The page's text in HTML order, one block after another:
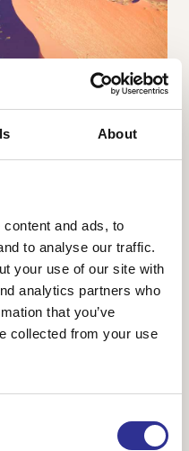
About
and ads, to
to analyse our traffic.
your use of our site with
analytics partners who
that you’ve
collected from your use
länder med vacker och
djurliv. Vi